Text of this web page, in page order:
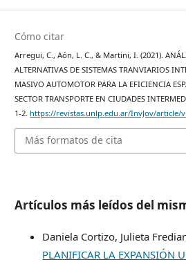
Cómo citar
Arregui, C., Aón, L. C., & Martini, I. (2021).
ALTERNATIVAS DE SISTEMAS TRANVIARIOS
MASIVO AUTOMOTOR PARA LA EFICIENCIA
SECTOR TRANSPORTE EN CIUDADES
1-2. https://revistas.unlp.edu.ar/InvJov/article/
Más formatos de cita
Artículos más leídos del
Daniela Cortizo, Julieta
PLANIFICAR LA EXPANSIÓN